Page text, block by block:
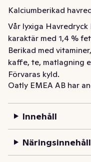
Kalciumberikad
Vår lyxiga
karaktär med 1,4 %
Berikad med
kaffe, te, matlagning
Förvaras kyld.
Oatly EMEA AB har
Innehåll
Näringsinnehåll